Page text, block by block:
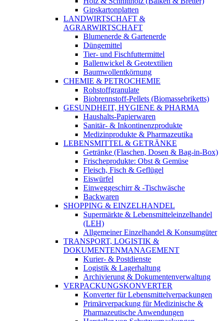
Gipskartonplatten
LANDWIRTSCHAFT &
AGRARWIRTSCHAFT
Blumenerde & Gartenerde
Düngemittel
Tier- und Fischfuttermittel
Ballenwickel & Geotextilien
Baumwollentkörnung
CHEMIE & PETROCHEMIE
Rohstoffgranulate
Biobrennstoff-Pellets (Biomassebriketts)
GESUNDHEIT, HYGIENE & PHARMA
Haushalts-Papierwaren
Sanitär- & Inkontinenzprodukte
Medizinprodukte & Pharmazeutika
LEBENSMITTEL & GETRÄNKE
Getränke (Flaschen, Dosen & Bag-in-Box)
Frischeprodukte: Obst & Gemüse
Fleisch, Fisch & Geflügel
Eiswürfel
Einweggeschirr & -Tischwäsche
Backwaren
SHOPPING & EINZELHANDEL
Supermärkte & Lebensmitteleinzelhandel
(LEH)
Allgemeiner Einzelhandel & Konsumgüter
TRANSPORT, LOGISTIK &
DOKUMENTENMANAGEMENT
Kurier- & Postdienste
Logistik & Lagerhaltung
Archivierung & Dokumentenverwaltung
VERPACKUNGSKONVERTER
Konverter für Lebensmittelverpackungen
Primärverpackung für Medizinische &
Pharmazeutische Anwendungen